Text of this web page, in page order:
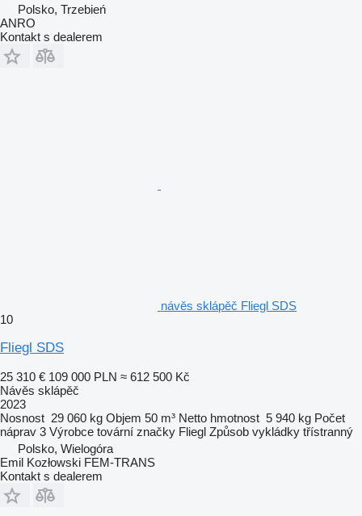
Polsko, Trzebień
ANRO
Kontakt s dealerem
návěs sklápěč Fliegl SDS
10
Fliegl SDS
25 310 € 109 000 PLN ≈ 612 500 Kč
Návěs sklápěč
2023
Nosnost 29 060 kg Objem 50 m³ Netto hmotnost 5 940 kg Počet
náprav 3 Výrobce tovární značky Fliegl Způsob vykládky třístranný
Polsko, Wielogóra
Emil Kozłowski FEM-TRANS
Kontakt s dealerem